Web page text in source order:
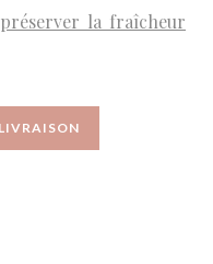
la fraîcheur
LIVRAISON